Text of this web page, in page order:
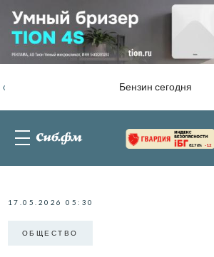
Бензин сегодня
‹
82.76% -1.2
17.05.2026 05:30
ОБЩЕСТВО